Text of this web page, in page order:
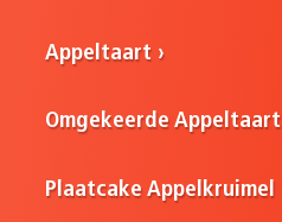
Appeltaart
Omgekeerde Appeltaart
Plaatcake Appelkruimel